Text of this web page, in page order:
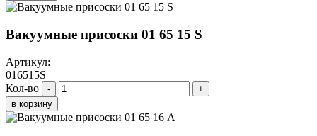
Вакуумные присоски 01 65 15 S
Артикул:
016515S
Кол-во
-
+
в корзину